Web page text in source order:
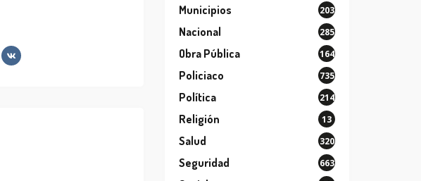
Municipios 203
Nacional 285
Obra Pública 164
Policiaco 735
Política 214
Religión 13
Salud 320
Seguridad 663